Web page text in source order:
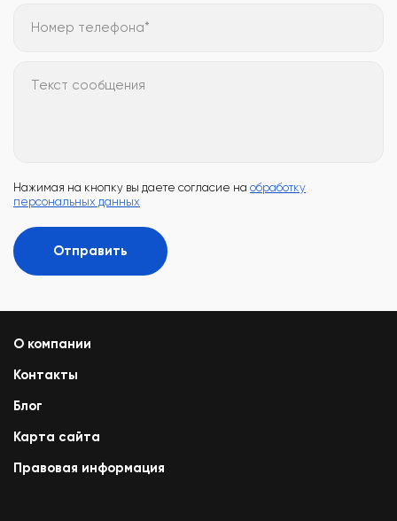
Номер телефона*
Текст сообщения
Нажимая на кнопку вы даете согласие на обработку
персональных данных
Отправить
О компании
Контакты
Блог
Карта сайта
Правовая информация